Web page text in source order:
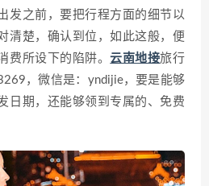
发之前，要把行程方面的细节以
清楚，确认到位，如此这般，便
费所设下的陷阱。云南地接旅行
，微信是：yndijie，要是能够
日期，还能够领到专属的、免费